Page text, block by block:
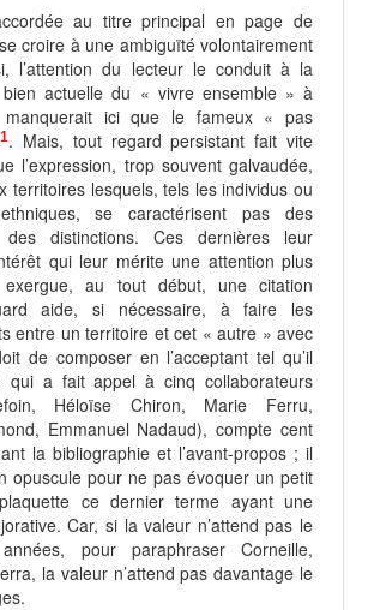
au titre principal en page de
croire à une ambiguïté volontairement
l’attention du lecteur le conduit à la
bien actuelle du « vivre ensemble » à
ici que le fameux « pas
1. Mais, tout regard persistant fait vite
l’expression, trop souvent galvaudée,
territoires lesquels, tels les individus ou
se caractérisent pas des
distinctions. Ces dernières leur
qui leur mérite une attention plus
au tout début, une citation
aide, si nécessaire, à faire les
entre un territoire et cet « autre » avec
de composer en l’acceptant tel qu’il
qui a fait appel à cinq collaborateurs
Héloïse Chiron, Marie Ferru,
Emmanuel Nadaud), compte cent
la bibliographie et l’avant-propos ; il
opuscule pour ne pas évoquer un petit
ce dernier terme ayant une
Car, si la valeur n’attend pas le
pour paraphraser Corneille,
la valeur n’attend pas davantage le